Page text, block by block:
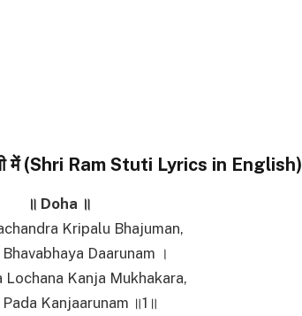
में (Shri Ram Stuti Lyrics in English)
॥ Doha ॥
Kripalu Bhajuman,
Daarunam ।
Lochana Kanja Mukhakara,
Kanjaarunam ॥1॥